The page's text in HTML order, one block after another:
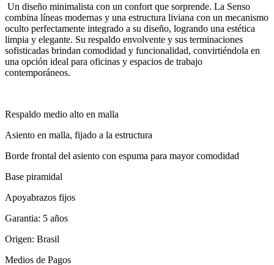
Un diseño minimalista con un confort que sorprende. La Senso
combina líneas modernas y una estructura liviana con un mecanismo
oculto perfectamente integrado a su diseño, logrando una estética
limpia y elegante. Su respaldo envolvente y sus terminaciones
sofisticadas brindan comodidad y funcionalidad, convirtiéndola en
una opción ideal para oficinas y espacios de trabajo
contemporáneos.
Respaldo medio alto en malla
Asiento en malla, fijado a la estructura
Borde frontal del asiento con espuma para mayor comodidad
Base piramidal
Apoyabrazos fijos
Garantia: 5 años
Origen: Brasil
Medios de Pagos